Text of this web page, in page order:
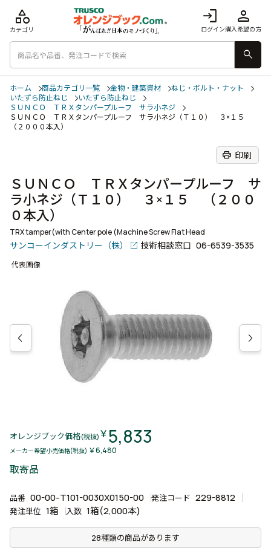
login
ログイン
person
購入希望の方
category
カテゴリ
search
ホーム 商品カテゴリ一覧 金物・建築資材
ねじ・ボルト・ナット
いたずら防止ねじ
いたずら防止ねじ
ＳＵＮＣＯ ＴＲＸタンパープルーフ サラ小ネジ
ＳＵＮＣＯ ＴＲＸタンパープルーフ サラ小ネジ（Ｔ１０） ３×１５
（２０００本入）
print 印刷
ＳＵＮＣＯ ＴＲＸタンパープルーフ サ
ラ小ネジ（Ｔ１０） ３×１５ （２００
０本入）
TRX tamper(with Center pole (Machine Screw Flat Head
サンコーインダストリー（株） 技術相談窓口 06-6539-3535
代表画像
オレンジブック価格(税抜) ￥5,833
メーカー希望小売価格(税抜) ￥6,480
取寄品
品番 00-00-T101-0030X0150-00 発注コード 229-8812
発注単位 1箱 入数 1箱(2,000本)
28種類の商品があります